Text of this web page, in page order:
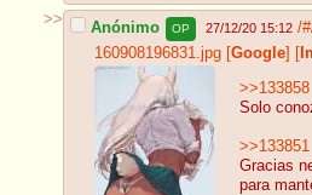
>> Anónimo OP 27/12/20 15:12 /
160908196831.jpg Google
>>133858
Solo
>>133851
Gracias
para